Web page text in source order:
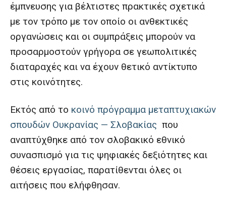
έμπνευσης για βέλτιστες πρακτικές σχετικά
με τον τρόπο με τον οποίο οι ανθεκτικές
οργανώσεις και οι συμπράξεις μπορούν να
προσαρμοστούν γρήγορα σε γεωπολιτικές
διαταραχές και να έχουν θετικό αντίκτυπο
στις κοινότητες.
Εκτός από το κοινό πρόγραμμα μεταπτυχιακών
σπουδών Ουκρανίας — Σλοβακίας που
αναπτύχθηκε από τον σλοβακικό εθνικό
συνασπισμό για τις ψηφιακές δεξιότητες και
θέσεις εργασίας, παρατίθενται όλες οι
αιτήσεις που ελήφθησαν.